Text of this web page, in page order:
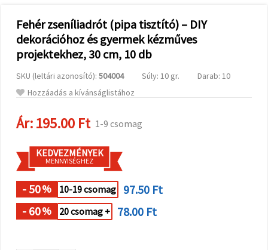
analitikai és
marketingpartnereink
segítségével
Az "Összes
elfogadása"
gombra
kattintva
elfogadhatja
sütit, vagy
megadhatja
preferenciáit
az adott
kiválasztásával
és a
"Mentés"
gombra
Fehér zseníliadrót (pipa tisztító) – DIY
dekorációhoz és gyermek kézműves
projektekhez, 30 cm, 10 db
SKU (leltári azonosító): 504004 Súly: 10 gr.
Darab: 10
Hozzáadás a kívánságlistához
Ár:195.00 Ft 1-9 csomag
KEDVEZMÉNYEK
MENNYISÉGHEZ
- 50% 10-19 csomag
97.50 Ft
- 60% 20 csomag + 78.00 Ft